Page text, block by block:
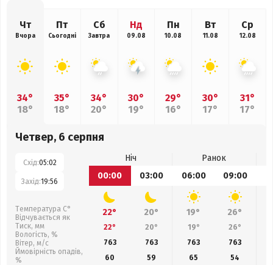
Чт
Вчора
34°
18°
Пт
Сьогодні
35°
18°
Сб
Завтра
34°
20°
Нд
09.08
30°
19°
Пн
10.08
29°
16°
Вт
11.08
30°
17°
Ср
12.08
31°
17°
Четвер, 6 серпня
Схід:05:02
Захід:19:56
Температура С°
Відчувається як
Тиск, мм
Вологість, %
Вітер, м/с
Ймовірність опадів,
%
Ніч
Ранок
00:00
03:00 06:00 09:00
22° 20° 19° 26°
22° 20° 19° 26°
763
763 763 763
60
59 65
54